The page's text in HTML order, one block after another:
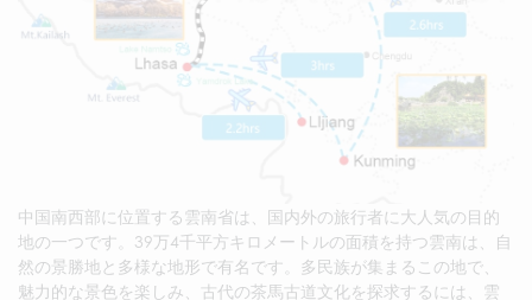
中国南西部に位置する雲南省は、国内外の旅行者に大人気の目的
地の一つです。39万4千平方キロメートルの面積を持つ雲南は、自
然の景勝地と多様な地形で有名です。多民族が集まるこの地で、
魅力的な景色を楽しみ、古代の茶馬古道文化を探求するには、雲